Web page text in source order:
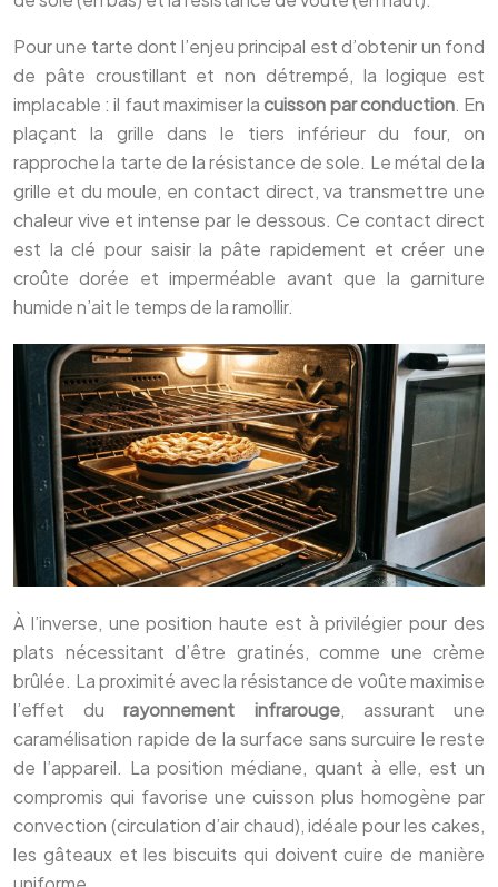
Pour une tarte dont l’enjeu principal est d’obtenir un fond
de pâte croustillant et non détrempé, la logique est
implacable : il faut maximiser lacuisson par conduction. En
plaçant la grille dans le tiers inférieur du four, on
rapproche la tarte de la résistance de sole. Le métal de la
grille et du moule, en contact direct, va transmettre une
chaleur vive et intense par le dessous. Ce contact direct
est la clé pour saisir la pâte rapidement et créer une
croûte dorée et imperméable avant que la garniture
humide n’ait le temps de la ramollir.
À l’inverse, une position haute est à privilégier pour des
plats nécessitant d’être gratinés, comme une crème
brûlée. La proximité avec la résistance de voûte maximise
l’effet durayonnement infrarouge, assurant une
caramélisation rapide de la surface sans surcuire le reste
de l’appareil. La position médiane, quant à elle, est un
compromis qui favorise une cuisson plus homogène par
convection (circulation d’air chaud), idéale pour les cakes,
les gâteaux et les biscuits qui doivent cuire de manière